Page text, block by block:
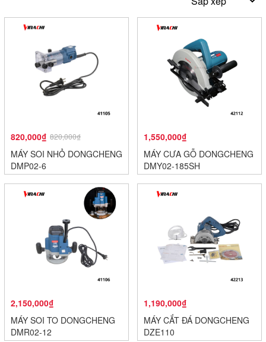
820,000₫ 820,000₫
MÁY SOI NHỎ DONGCHENG
DMP02-6
1,550,000₫
MÁY CƯA GỖ DONGCHENG
DMY02-185SH
2,150,000₫
MÁY SOI TO DONGCHENG
DMR02-12
1,190,000₫
MÁY CẮT ĐÁ DONGCHENG
DZE110